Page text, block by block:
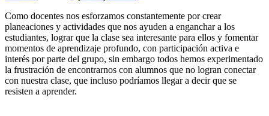
Como docentes nos esforzamos constantemente por crear
planeaciones y actividades que nos ayuden a enganchar a los
estudiantes, lograr que la clase sea interesante para ellos y fomentar
momentos de aprendizaje profundo, con participación activa e
interés por parte del grupo, sin embargo todos hemos experimentado
la frustración de encontrarnos con alumnos que no logran conectar
con nuestra clase, que incluso podríamos llegar a decir que se
resisten a aprender.